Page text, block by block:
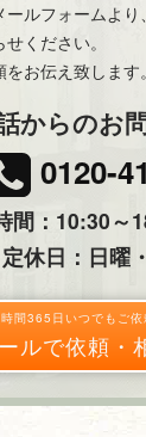
ールフォームよ
ください。
お伝え致します。
からのお
0120-
間：10:30～
定休日：日曜
間365日いつでもご依
ルで依頼・